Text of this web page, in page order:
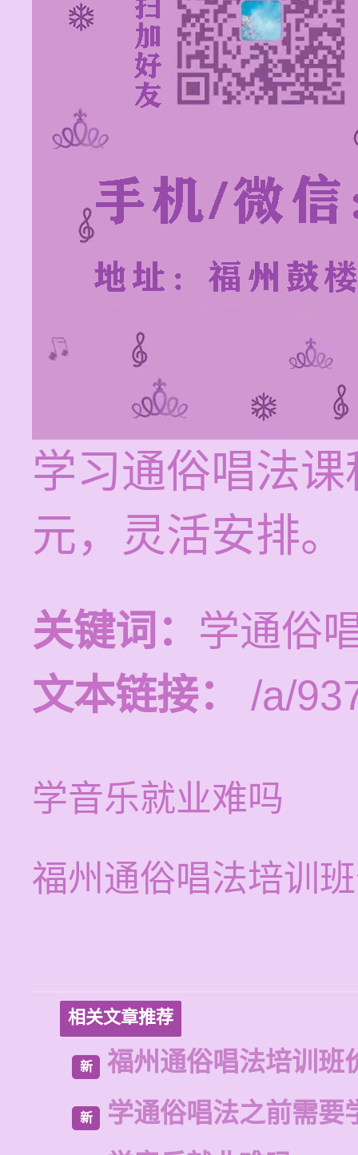
学习通俗唱法
元，灵活安排。
关键词： 学通俗
文本链接：
/a/
学音乐就业难吗
福州通俗唱法培训
相关文章推荐
新 福州通俗唱法培训班
新
学通俗唱法之前需要